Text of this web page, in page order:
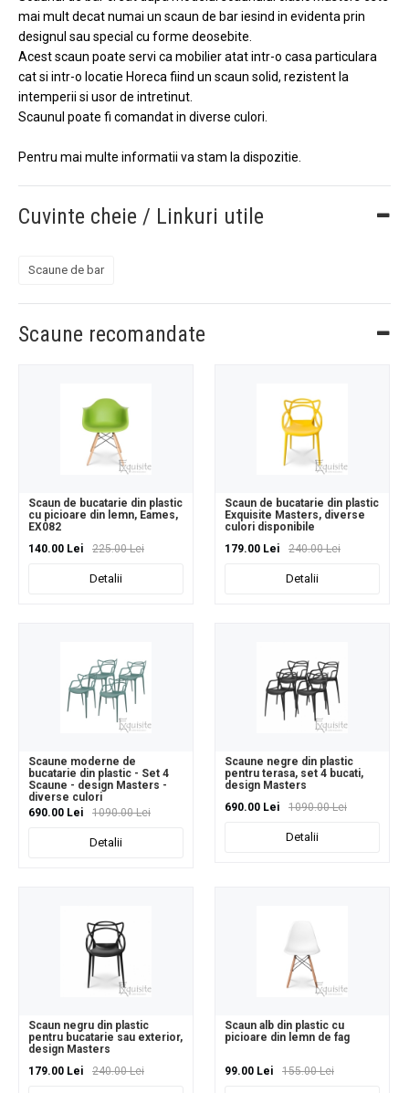
mai mult decat numai un scaun de bar iesind in evidenta prin
designul sau special cu forme deosebite.
Acest scaun poate servi ca mobilier atat intr-o casa particulara
cat si intr-o locatie Horeca fiind un scaun solid, rezistent la
intemperii si usor de intretinut.
Scaunul poate fi comandat in diverse culori.
Pentru mai multe informatii va stam la dispozitie.
Cuvinte cheie / Linkuri utile
Scaune de bar
Scaune recomandate
Scaun de bucatarie din plastic
cu picioare din lemn, Eames,
EX082
140.00 Lei
225.00 Lei
Detalii
Scaun de bucatarie din plastic
Exquisite Masters, diverse
culori disponibile
179.00 Lei
240.00 Lei
Detalii
Scaune moderne de
bucatarie din plastic - Set 4
Scaune - design Masters -
diverse culori
690.00 Lei
1090.00 Lei
Detalii
Scaune negre din plastic
pentru terasa, set 4 bucati,
design Masters
690.00 Lei
1090.00 Lei
Detalii
Scaun negru din plastic
pentru bucatarie sau exterior,
design Masters
179.00 Lei
240.00 Lei
Scaun alb din plastic cu
picioare din lemn de fag
99.00 Lei 155.00 Lei